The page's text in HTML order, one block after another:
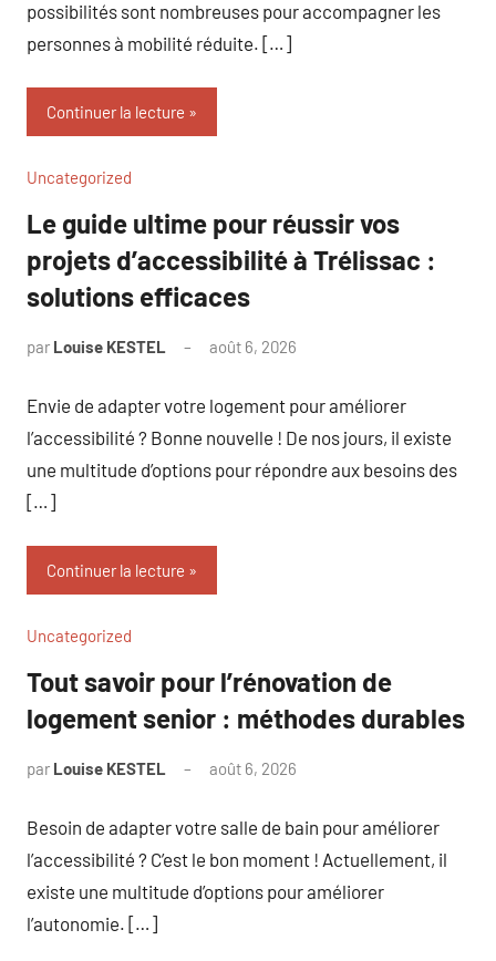
possibilités sont nombreuses pour accompagner les
personnes à mobilité réduite. […]
Continuer la lecture
Uncategorized
Le guide ultime pour réussir vos
projets d’accessibilité à Trélissac :
solutions efficaces
par Louise KESTEL août 6, 2026
Envie de adapter votre logement pour améliorer
l’accessibilité ? Bonne nouvelle ! De nos jours, il existe
une multitude d’options pour répondre aux besoins des
[…]
Continuer la lecture
Uncategorized
Tout savoir pour l’rénovation de
logement senior : méthodes durables
par Louise KESTEL août 6, 2026
Besoin de adapter votre salle de bain pour améliorer
l’accessibilité ? C’est le bon moment ! Actuellement, il
existe une multitude d’options pour améliorer
l’autonomie. […]